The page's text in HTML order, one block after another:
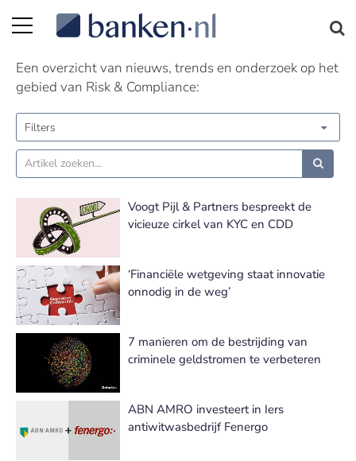
Risk & Compliance nieuws | Pagina 14
Een overzicht van nieuws, trends en onderzoek op het
gebied van Risk & Compliance:
Filters
Voogt Pijl & Partners bespreekt de
vicieuze cirkel van KYC en CDD
‘Financiële wetgeving staat innovatie
onnodig in de weg’
7 manieren om de bestrijding van
criminele geldstromen te verbeteren
ABN AMRO investeert in Iers
antiwitwasbedrijf Fenergo